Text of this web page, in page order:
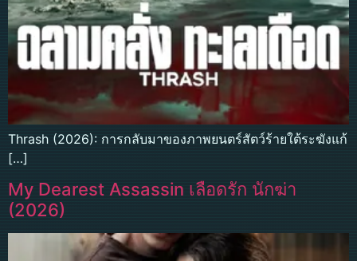
Thrash (2026): การกลับมาของภาพยนตร์สัตว์ร้ายใต้ระฆังแก้
[…]
My Dearest Assassin เลือดรัก นักฆ่า
(2026)